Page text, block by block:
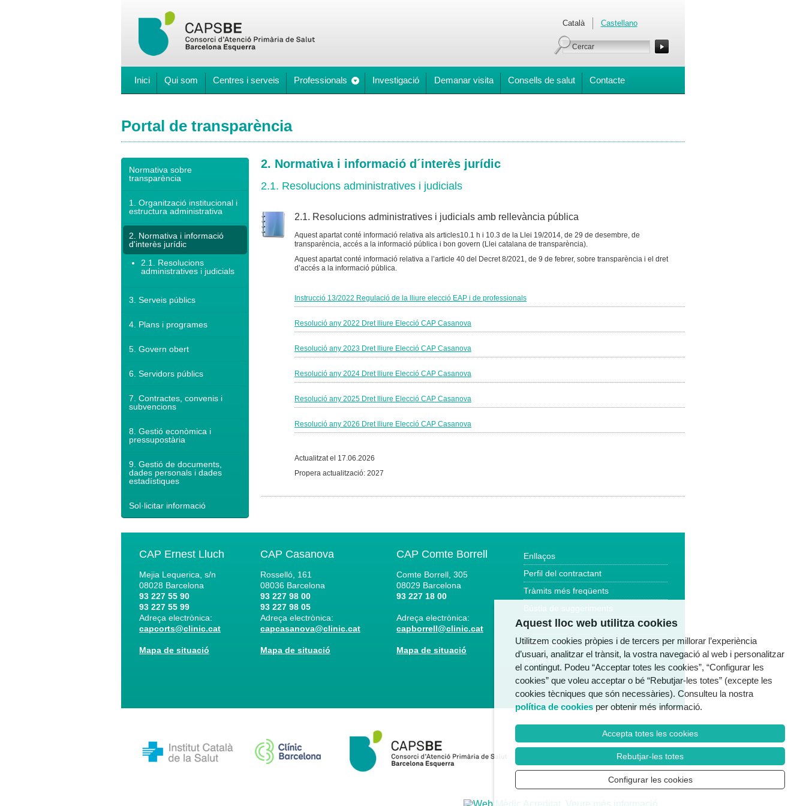
Català Castellano
Inici Qui som Centres i serveis Professionals Investigació Demanar visita Consells de salut Contacte
Portal de transparència
Normativa sobre
transparència
1. Organització institucional i
estructura administrativa
2. Normativa i informació
d'interès jurídic
2.1. Resolucions
administratives i judicials
3. Serveis públics
4. Plans i programes
5. Govern obert
6. Servidors públics
7. Contractes, convenis i
subvencions
8. Gestió econòmica i
pressupostària
9. Gestió de documents,
dades personals i dades
estadístiques
Sol·licitar informació
2. Normativa i informació d´interès jurídic
2.1. Resolucions administratives i judicials
2.1. Resolucions administratives i judicials amb rellevància pública
Aquest apartat conté informació relativa als articles10.1 h i 10.3 de la Llei 19/2014, de 29 de desembre, de
transparència, accés a la informació pública i bon govern (Llei catalana de transparència).
Aquest apartat conté informació relativa a l’article 40 del Decret 8/2021, de 9 de febrer, sobre transparència i el dret
d’accés a la informació pública.
Instrucció 13/2022 Regulació de la lliure elecció EAP i de professionals
Resolució any 2022 Dret lliure Elecció CAP Casanova
Resolució any 2023 Dret lliure Elecció CAP Casanova
Resolució any 2024 Dret lliure Elecció CAP Casanova
Resolució any 2025 Dret lliure Elecció CAP Casanova
Resolució any 2026 Dret lliure Elecció CAP Casanova
Actualitzat el 17.06.2026
Propera actualització: 2027
CAP Ernest Lluch
Mejia Lequerica, s/n
08028 Barcelona
93 227 55 90
93 227 55 99
Adreça electrònica:
capcorts@clinic.cat
Mapa de situació
CAP Casanova
Rosselló, 161
08036 Barcelona
93 227 98 00
93 227 98 05
Adreça electrònica:
capcasanova@clinic.cat
Mapa de situació
CAP Comte Borrell
Comte Borrell, 305
08029 Barcelona
93 227 18 00
Adreça electrònica:
capborrell@clinic.cat
Mapa de situació
Enllaços
Perfil del contractant
Tràmits més freqüents
Bústia de suggeriments
Accessibilitat
Nota legal
Canal Ètic
Aquest lloc web utilitza cookies
Utilitzem cookies pròpies i de tercers per millorar l’experiència
d’usuari, analitzar el trànsit, la vostra navegació al web i personalitzar
el contingut. Podeu “Acceptar totes les cookies”, “Configurar les
cookies” que voleu acceptar o bé “Rebutjar-les totes” (excepte les
cookies tècniques que són necessàries). Consulteu la nostra
política de cookiesper obtenir més informació.
Accepta totes les cookies
Rebutjar-les totes
Configurar les cookies